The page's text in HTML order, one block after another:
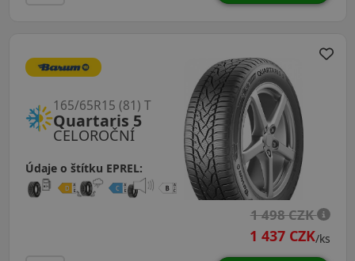
CELOROČNÍ
Quartaris 5
165/65R15 (81) T
Údaje o štítku EPREL:
1 498 CZK
1 437 CZK/ks